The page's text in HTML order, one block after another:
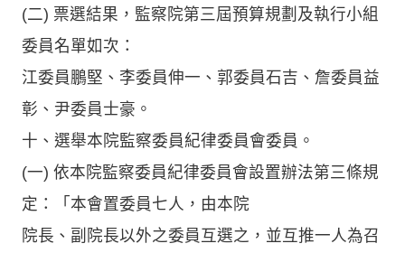
(二) 票選結果，監察院第三屆預算規劃及執行小組
委員名單如次：
江委員鵬堅、李委員伸一、郭委員石吉、詹委員益
彰、尹委員士豪。
十、選舉本院監察委員紀律委員會委員。
(一) 依本院監察委員紀律委員會設置辦法第三條規
定：「本會置委員七人，由本院
院長、副院長以外之委員互選之，並互推一人為召